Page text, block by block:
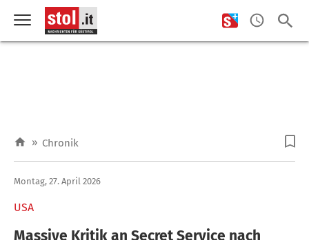
» Chronik
USA
Montag, 27. April 2026
Massive Kritik an Secret Service nach